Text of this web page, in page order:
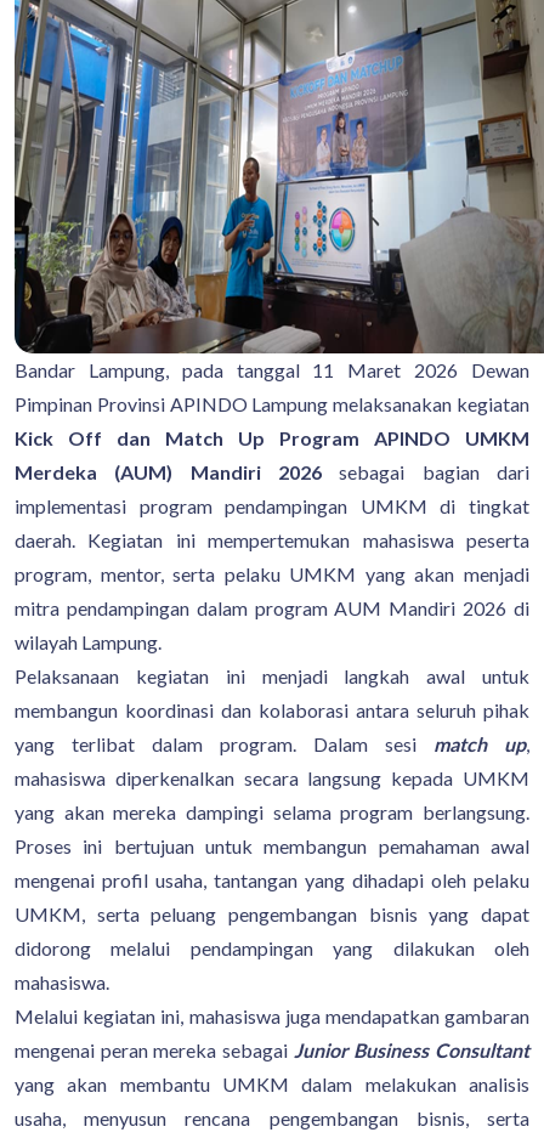
Bandar Lampung, pada tanggal 11 Maret 2026 Dewan
Pimpinan Provinsi APINDO Lampung melaksanakan kegiatan
Kick Off dan Match Up Program APINDO UMKM
Merdeka (AUM) Mandiri 2026 sebagai bagian dari
implementasi program pendampingan UMKM di tingkat
daerah. Kegiatan ini mempertemukan mahasiswa peserta
program, mentor, serta pelaku UMKM yang akan menjadi
mitra pendampingan dalam program AUM Mandiri 2026 di
wilayah Lampung.
Pelaksanaan kegiatan ini menjadi langkah awal untuk
membangun koordinasi dan kolaborasi antara seluruh pihak
yang terlibat dalam program. Dalam sesi match up,
mahasiswa diperkenalkan secara langsung kepada UMKM
yang akan mereka dampingi selama program berlangsung.
Proses ini bertujuan untuk membangun pemahaman awal
mengenai profil usaha, tantangan yang dihadapi oleh pelaku
UMKM, serta peluang pengembangan bisnis yang dapat
didorong melalui pendampingan yang dilakukan oleh
mahasiswa.
Melalui kegiatan ini, mahasiswa juga mendapatkan gambaran
mengenai peran mereka sebagai Junior Business Consultant
yang akan membantu UMKM dalam melakukan analisis
usaha, menyusun rencana pengembangan bisnis, serta